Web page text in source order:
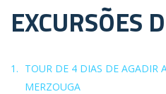
EXCURSÕES
TOUR DE 4 DIAS DE AGADIR
MERZOUGA